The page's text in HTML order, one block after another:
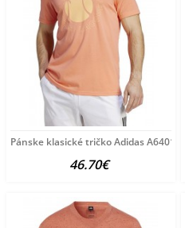
Pánske klasické tričko Adidas A6401
46.70€